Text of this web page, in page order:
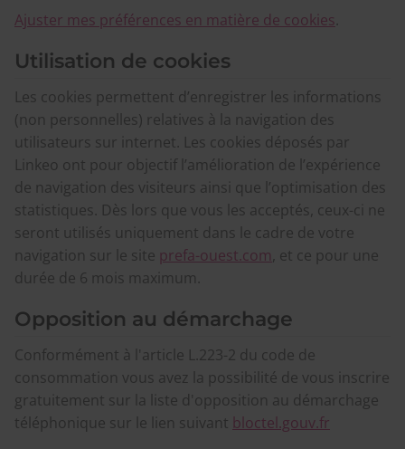
Ajuster mes préférences en matière de cookies
Utilisation de cookies
Les cookies permettent d’enregistrer les informations
(non personnelles) relatives à la navigation des
utilisateurs sur internet. Les cookies déposés par
Linkeo ont pour objectif l’amélioration de l’expérience
de navigation des visiteurs ainsi que l’optimisation des
statistiques. Dès lors que vous les acceptés, ceux-ci ne
seront utilisés uniquement dans le cadre de votre
navigation sur le site prefa-ouest.com , et ce pour une
durée de 6 mois maximum.
Opposition au démarchage
Conformément à l'article L.223-2 du code de
consommation vous avez la possibilité de vous inscrire
gratuitement sur la liste d'opposition au démarchage
téléphonique sur le lien suivant bloctel.gouv.fr